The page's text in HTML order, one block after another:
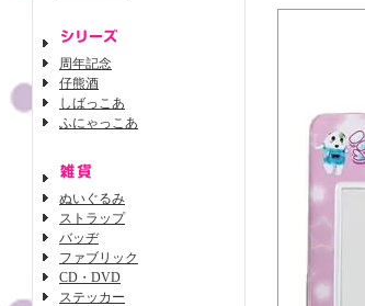
周年記念
仔熊酒
しばっこあ
ふにゃっこあ
ぬいぐるみ
ストラップ
バッヂ
ファブリック
CD・DVD
ステッカー